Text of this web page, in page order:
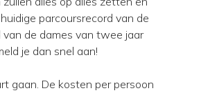
parcoursrecord van de
de dames van twee jaar
je dan snel aan!
gaan. De kosten per persoon